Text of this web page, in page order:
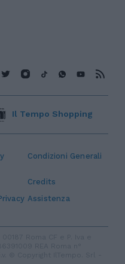
Condizioni Generali
Credits
Assistenza
Il Tempo Shopping